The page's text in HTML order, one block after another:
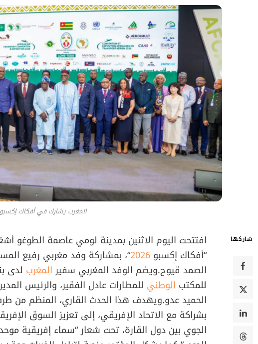
المغرب يشارك في أفكاك إكسبو 2026
شاركها
افتتحت اليوم الاثنين بمدينة لومي عاصمة الطوغو
“أفكاك إكسبو 2026“، بمشاركة وفد مغربي رفيع
الصمد قيوح.ويضم الوفد المغربي سفيرالمغرب لدى
للمكتب الوطني للمطارات عادل الفقير، والرئيس
الحميد عدو.ويهدف هذا الحدث القاري، المنظم من
بشراكة مع الاتحاد الإفريقي، إلى تعزيز السوق
الجوي بين دول القارة، تحت شعار “سماء إفريقية